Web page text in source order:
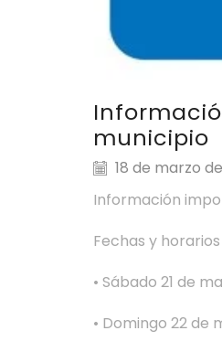
municipio
18 de marzo
Información
Fechas y
• Sábado 21 de
• Domingo 22 de